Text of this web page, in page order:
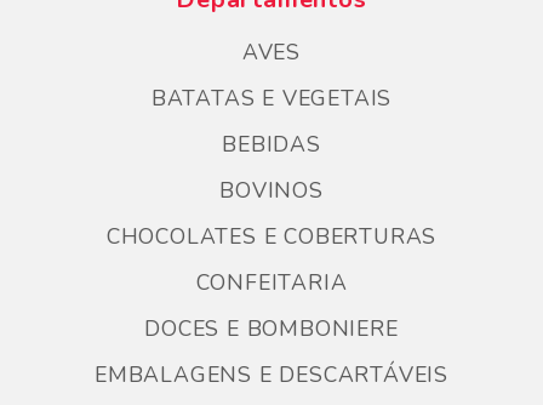
AVES
BATATAS E VEGETAIS
BEBIDAS
BOVINOS
CHOCOLATES E COBERTURAS
CONFEITARIA
DOCES E BOMBONIERE
EMBALAGENS E DESCARTÁVEIS